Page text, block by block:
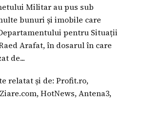
Militar au pus sub
bunuri și imobile care
pentru Situații
Arafat, în dosarul în care
de...
relatat și de: Profit.ro,
HotNews, Antena3,